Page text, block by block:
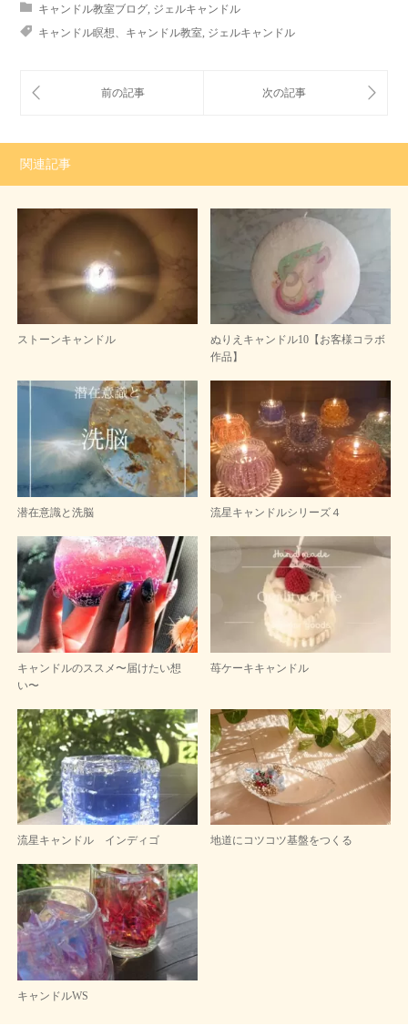
キャンドル教室ブログ, ジェルキャンドル
キャンドル瞑想、キャンドル教室, ジェルキャンドル
関連記事
ストーンキャンドル
ぬりえキャンドル10【お客様コラボ
作品】
潜在意識と洗脳 流星キャンドルシリーズ４
キャンドルのススメ〜届けたい想
い〜
苺ケーキキャンドル
流星キャンドル インディゴ 地道にコツコツ基盤をつくる
キャンドルWS